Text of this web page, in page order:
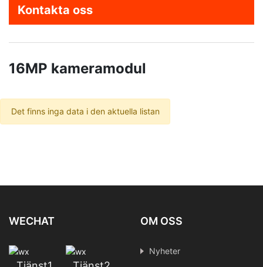
Kontakta oss
16MP kameramodul
Det finns inga data i den aktuella listan
WECHAT OM OSS
Nyheter